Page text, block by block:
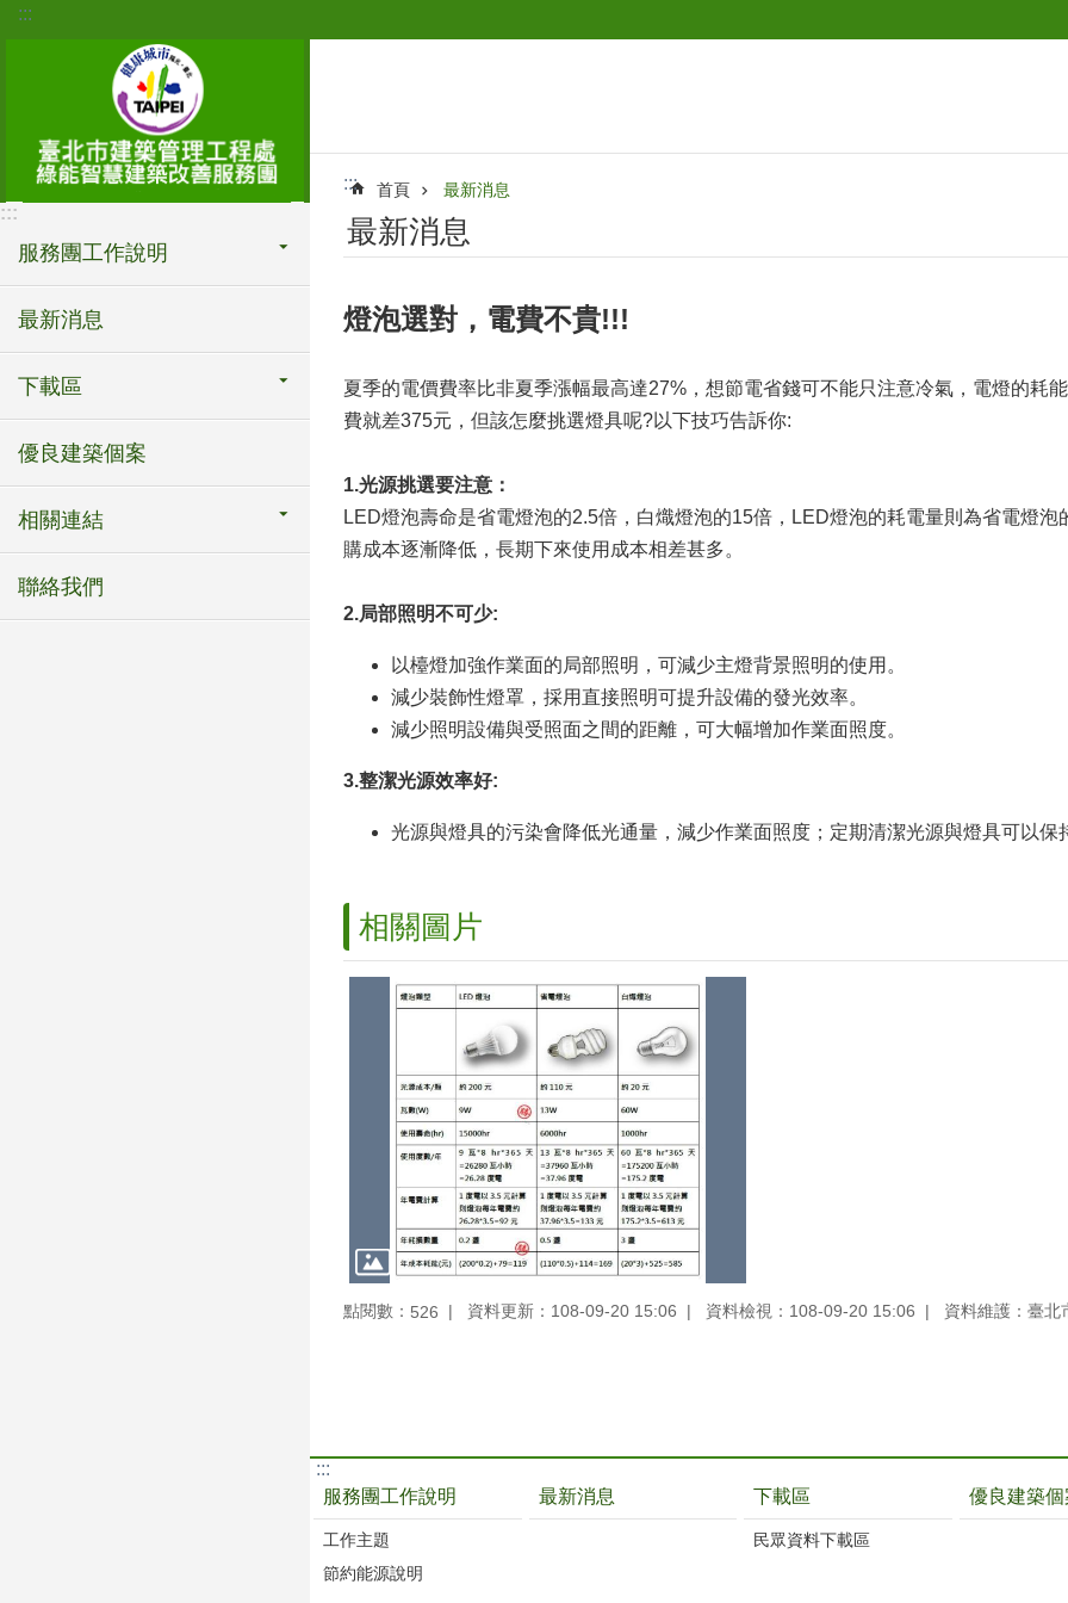
跳到主要內容區塊
:::
:::
服務團工作說明
最新消息
下載區
優良建築個案
相關連結
聯絡我們
::: 首頁 最新消息
最新消息
燈泡選對，電費不貴!!!
夏季的電價費率比非夏季漲幅最高達27%，想節電省錢可不能只注意冷氣，電燈的耗
費就差375元，但該怎麼挑選燈具呢?以下技巧告訴你:
1.光源挑選要注意：
LED燈泡壽命是省電燈泡的2.5倍，白熾燈泡的15倍，LED燈泡的耗電量則為省電燈
購成本逐漸降低，長期下來使用成本相差甚多。
2.局部照明不可少:
以檯燈加強作業面的局部照明，可減少主燈背景照明的使用。
減少裝飾性燈罩，採用直接照明可提升設備的發光效率。
減少照明設備與受照面之間的距離，可大幅增加作業面照度。
3.整潔光源效率好:
光源與燈具的污染會降低光通量，減少作業面照度；定期清潔光源與燈具可以保
相關圖片
點閱數： 526 資料更新：108-09-20 15:06 資料檢視：108-09-20 15:06 資料維護：臺北
:::
服務團工作說明
工作主題
節約能源說明
最新消息 下載區
民眾資料下載區
優良建築個